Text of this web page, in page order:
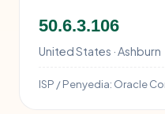
50.6.3.106
United States · Ashburn
ISP / Penyedia: Oracle